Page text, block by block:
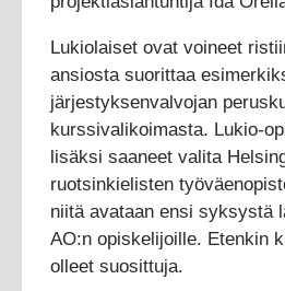
Lukiolaiset ovat voineet
ansiosta suorittaa
järjestyksenvalvojan
kurssivalikoimasta. Lukio-
lisäksi saaneet valita
ruotsinkielisten
niitä avataan ensi syksystä
AO:n opiskelijoille. Etenkin
olleet suosittuja.